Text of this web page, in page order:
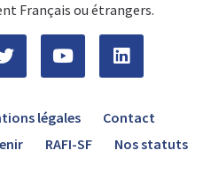
Français ou étrangers.
légales
Contact
RAFI-SF Nos statuts